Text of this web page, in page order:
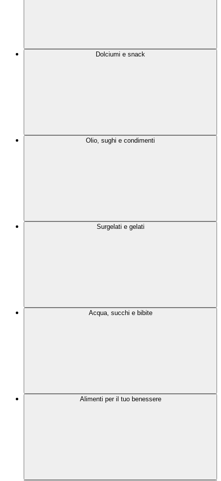
Dolciumi e snack
Olio, sughi e condimenti
Surgelati e gelati
Acqua, succhi e bibite
Alimenti per il tuo benessere